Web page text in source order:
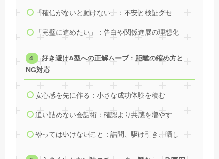
「確信がないと動けない」：不安と検証グセ
「完璧に進めたい」：告白や関係進展の理想化
好き避けA型への正解ムーブ：距離の縮め方と
NG対応
安心感を先に作る：小さな成功体験を積む
追い詰めない会話術：確認より共感を増やす
やってはいけないこと：詰問、駆け引き、晒し